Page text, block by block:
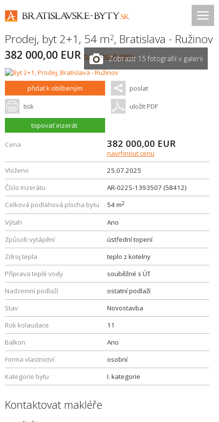
Prodej, byt 2+1, 54 m2, Bratislava - Ružinov
382 000,00 EUR navrhnout cenuZobrazit 15 fotografií v galerii
přidat k oblíbeným poslat
tisk uložit PDF
topovať inzerát
Cena 382 000,00 EUR
navrhnout cenu
Vloženo
25.07.2025
Číslo inzerátu
AR-022S-1393507 (58412)
Celková podlahová plocha bytu
54 m2
Výtah
Ano
Způsob vytápění
ústřední topení
Zdroj tepla
teplo z kotelny
Příprava teplé vody
souběžné s ÚT
Nadzemní podlaží
ostatní podlaží
Stav
Novostavba
Rok kolaudace
11
Balkon
Ano
Forma vlastnictví
osobní
Kategorie bytu
I. kategorie
Kontaktovat makléře